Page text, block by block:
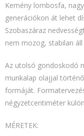
Kemény lombosfa,
generációkon át lehet
Szobaszáraz
nem mozog, stabilan
Az utolsó gondoskodó
munkalap olajjal
formáját.
négyzetcentiméter
MÉRETEK: